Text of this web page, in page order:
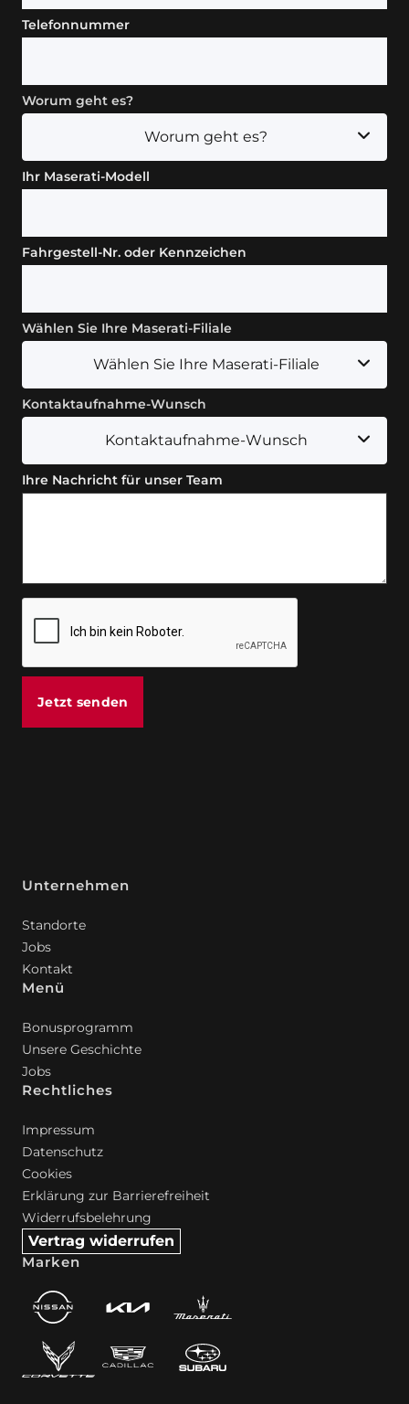
Telefonnummer
Worum geht es?
Worum geht es?
Ihr Maserati-Modell
Fahrgestell-Nr. oder Kennzeichen
Wählen Sie Ihre Maserati-Filiale
Wählen Sie Ihre Maserati-Filiale
Kontaktaufnahme-Wunsch
Kontaktaufnahme-Wunsch
Ihre Nachricht für unser Team
Jetzt senden
Unternehmen
Standorte
Jobs
Kontakt
Menü
Bonusprogramm
Unsere Geschichte
Jobs
Rechtliches
Impressum
Datenschutz
Cookies
Erklärung zur Barrierefreiheit
Widerrufsbelehrung
Vertrag widerrufen
Marken